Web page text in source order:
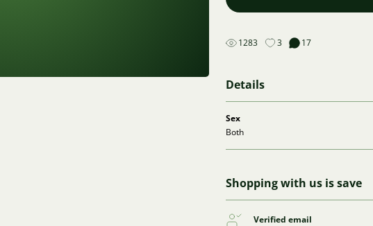
1283 3 17
Details
Sex
Both
Shopping with us is save
Verified email